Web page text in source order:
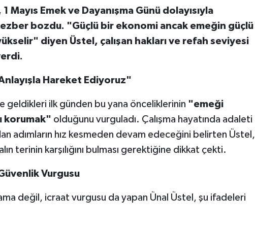
Mayıs Emek ve Dayanışma Günü dolayısıyla
ezber bozdu. "Güçlü bir ekonomi ancak emeğin güçlü
diyen Üstel, çalışan hakları ve refah seviyesi
Hareket Ediyoruz"
geldikleri ilk günden bu yana önceliklerinin "emeği
korumak" olduğunu vurguladı. Çalışma hayatında adaleti
adımların hız kesmeden devam edeceğini belirten Üstel,
terinin karşılığını bulması gerektiğine dikkat çekti.
Vurgusu
değil, icraat vurgusu da yapan Ünal Üstel, şu ifadeleri